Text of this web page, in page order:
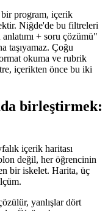
bir program, içerik
Niğde'de bu filtreleri
+ soru çözümü"
taşıyamaz. Çoğu
okuma ve rubrik
içerikten önce bu iki
birleştirmek:
içerik haritası
değil, her öğrencinin
bir iskelet. Harita, üç
yanlışlar dört